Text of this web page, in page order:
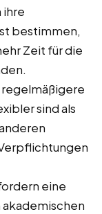
ihre
bestimmen,
Zeit für die
sind als
eine
akademischen